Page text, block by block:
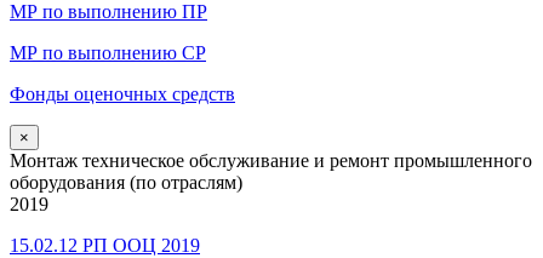
МР по выполнению ПР
МР по выполнению СР
Фонды оценочных средств
×
Монтаж техническое обслуживание и ремонт промышленного
оборудования (по отраслям)
2019
15.02.12 РП ООЦ 2019